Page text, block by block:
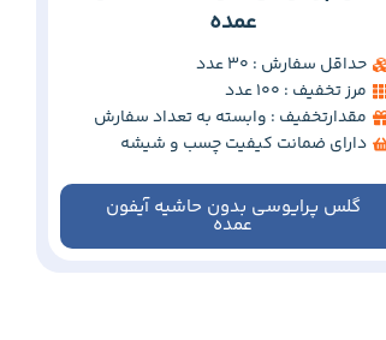
عمده
حداقل سفارش : 30 عدد
مرز تخفیف : 100 عدد
مقدارتخفیف : وابسته به تعداد سفارش
دارای ضمانت کیفیت چسب و شیشه
گلس پرایوسی بدون حاشیه آیفون
عمده